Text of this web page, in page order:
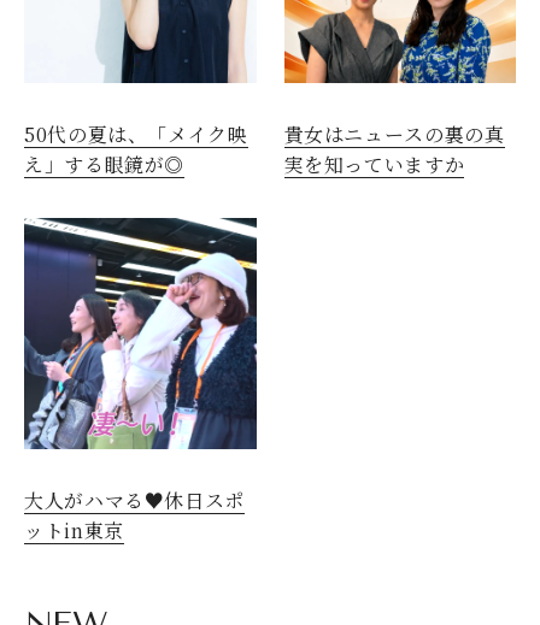
50代の夏は、「メイク映
え」する眼鏡が◎
貴女はニュースの裏の真
実を知っていますか
大人がハマる♥休日スポ
ットin東京